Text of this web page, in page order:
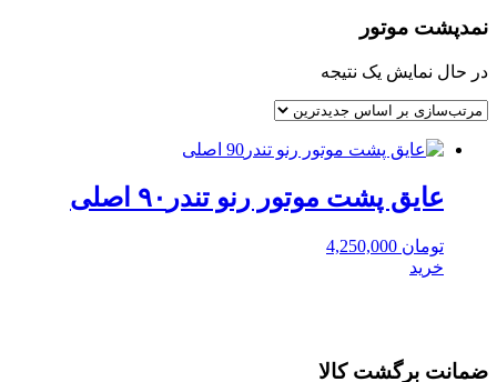
نمدپشت موتور
در حال نمایش یک نتیجه
عایق پشت موتور رنو تندر۹۰ اصلی
تومان
خرید
ضمانت برگشت کالا